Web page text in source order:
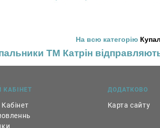
На всю категорію
ТМ Катрін
КАБІНЕТ ДОДАТКОВО
Карта сайту